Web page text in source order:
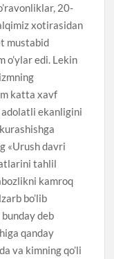
20-
xotirasidan
mustabid
o’ylar edi. Lekin
katta xavf
ekanligini
«Urush davri
tahlil
kamroq
bo’lib
deb
qanday
va kimning qo’li